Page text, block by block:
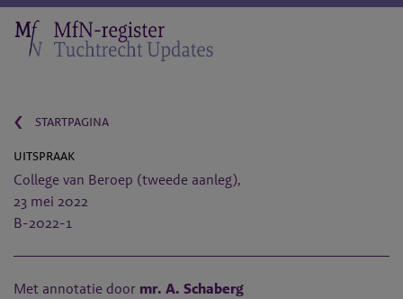
‹
startpagina
uitspraak
College van Beroep (tweede aanleg),
23 mei 2022
B-2022-1
Met annotatie door mr. A. Schaberg